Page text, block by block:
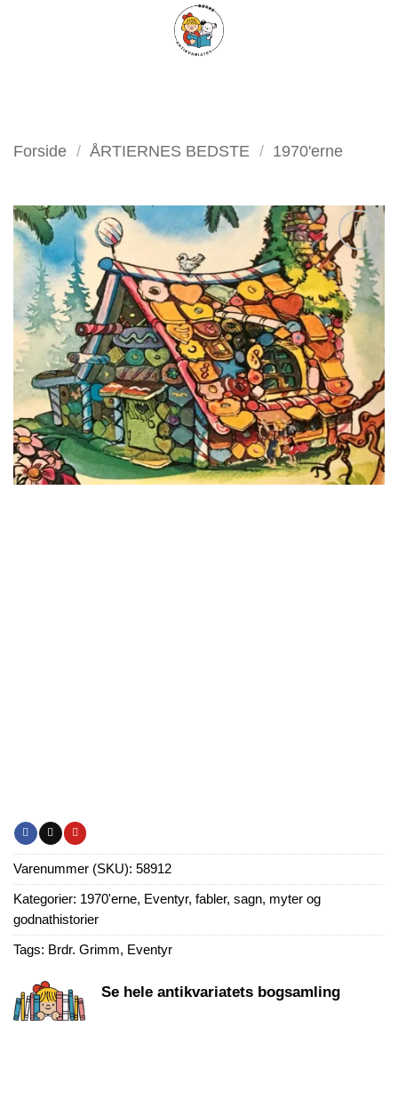
FILTER
Forside / ÅRTIERNES BEDSTE / 1970'erne
Tilføj
som
favorit
Varenummer (SKU): 58912
Kategorier: 1970'erne, Eventyr, fabler, sagn, myter og
godnathistorier
Tags: Brdr. Grimm, Eventyr
Se hele antikvariatets bogsamling